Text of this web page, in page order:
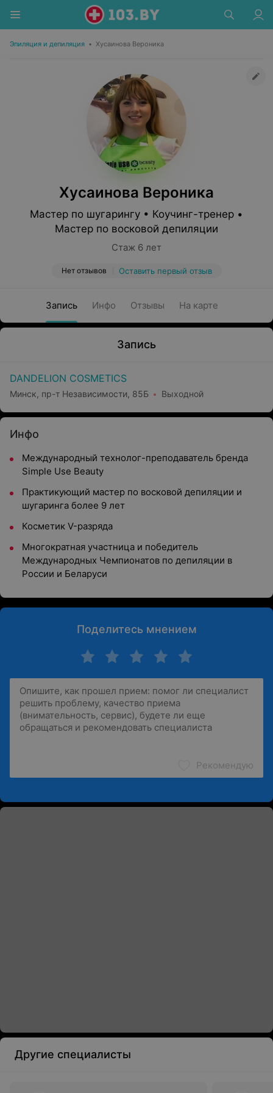
Эпиляция и депиляция • Хусаинова Вероника
Хусаинова Вероника
Мастер по шугарингу • Коучинг-тренер •
Мастер по восковой депиляции
Стаж 6 лет
Нет отзывов Оставить первый отзыв
Запись Инфо Отзывы На карте
Запись
DANDELION COSMETICS
Минск, пр-т Независимости, 85Б Выходной
Инфо
Международный технолог-преподаватель бренда
Simple Use Beauty
Практикующий мастер по восковой депиляции и
шугаринга более 9 лет
Косметик V-разряда
Многократная участница и победитель
Международных Чемпионатов по депиляции в
России и Беларуси
Поделитесь мнением
Рекомендую
Другие специалисты